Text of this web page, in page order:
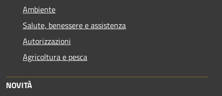
Ambiente
Salute, benessere e assistenza
Autorizzazioni
Agricoltura e pesca
NOVITÀ